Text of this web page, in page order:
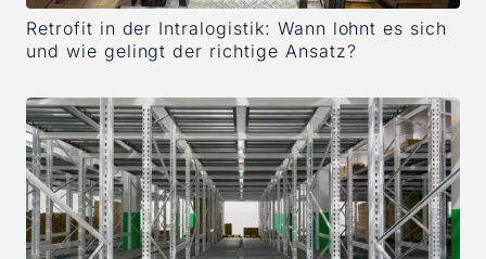
Retrofit in der Intralogistik: Wann lohnt es sich
und wie gelingt der richtige Ansatz?